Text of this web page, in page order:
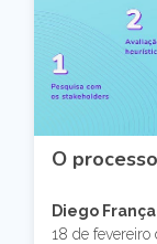
O
Diego
18 de fevereiro